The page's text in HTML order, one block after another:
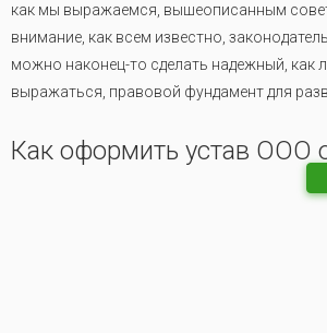
как мы выражаемся, вышеописанным
внимание, как всем известно,
можно наконец-то сделать надежный, как
выражаться, правовой фундамент для разв
Как оформить устав ООО